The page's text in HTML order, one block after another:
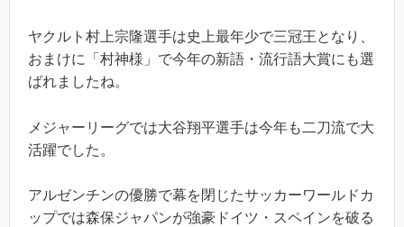
ヤクルト村上宗隆選手は史上最年少で三冠王となり、
おまけに「村神様」で今年の新語・流行語大賞にも選
ばれましたね。
メジャーリーグでは大谷翔平選手は今年も二刀流で大
活躍でした。
アルゼンチンの優勝で幕を閉じたサッカーワールドカ
ップでは森保ジャパンが強豪ドイツ・スペインを破る